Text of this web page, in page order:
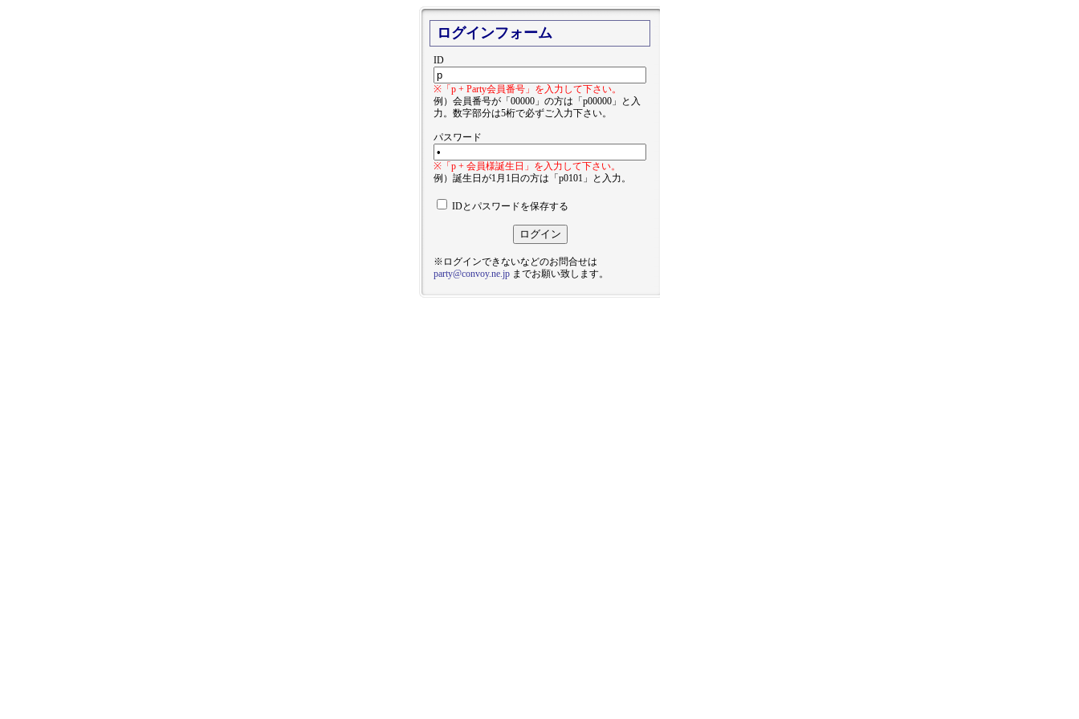
ログインフォーム
ID
※「p + Party会員番号」を入力して下さい。
例）会員番号が「00000」の方は「p00000」と入
力。数字部分は5桁で必ずご入力下さい。
パスワード
※「p + 会員様誕生日」を入力して下さい。
例）誕生日が1月1日の方は「p0101」と入力。
IDとパスワードを保存する
※ログインできないなどのお問合せは
party@convoy.ne.jp までお願い致します。